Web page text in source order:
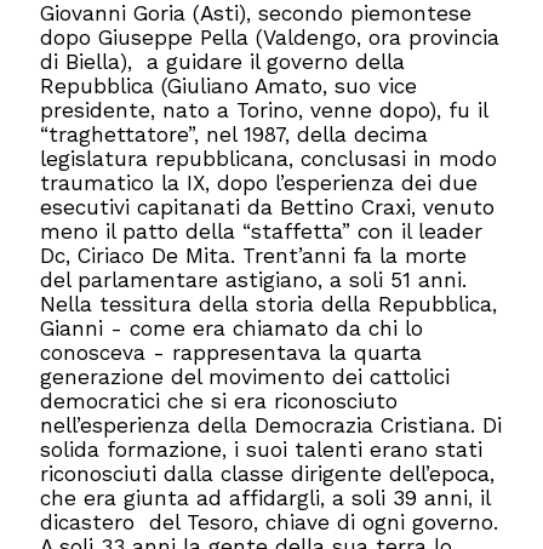
Giovanni Goria (Asti), secondo piemontese
dopo Giuseppe Pella (Valdengo, ora provincia
di Biella), a guidare il governo della
Repubblica (Giuliano Amato, suo vice
presidente, nato a Torino, venne dopo), fu il
“traghettatore”, nel 1987, della decima
legislatura repubblicana, conclusasi in modo
traumatico la IX, dopo l’esperienza dei due
esecutivi capitanati da Bettino Craxi, venuto
meno il patto della “staffetta” con il leader
Dc, Ciriaco De Mita. Trent’anni fa la morte
del parlamentare astigiano, a soli 51 anni.
Nella tessitura della storia della Repubblica,
Gianni - come era chiamato da chi lo
conosceva - rappresentava la quarta
generazione del movimento dei cattolici
democratici che si era riconosciuto
nell’esperienza della Democrazia Cristiana. Di
solida formazione, i suoi talenti erano stati
riconosciuti dalla classe dirigente dell’epoca,
che era giunta ad affidargli, a soli 39 anni, il
dicastero del Tesoro, chiave di ogni governo.